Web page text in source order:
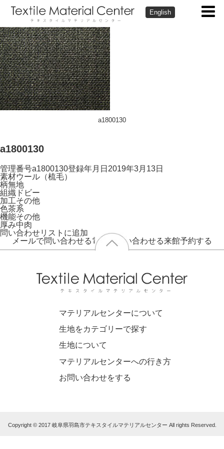
English
a1800130
a1800130
管理番号a1800130登録年月日 2019年3月13日
素材ウール（梳毛）
柄無地
組織 ドビー
加工その他
色茶系
機能その他
厚み中肉
問い合わせリストに追加
メールで問い合わせる電話で問い合わせる来館予約する
マテリアルセンターについて
生地をカテゴリーで探す
生地について
マテリアルセンターへの行き方
お問い合わせをする
Copyright © 2017 岐阜県羽島市テキスタイルマテリアルセンター All rights Reserved.